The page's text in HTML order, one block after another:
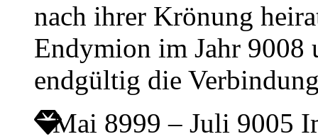
nach ihrer Krönung
Endymion im Jahr 9008
endgültig die
Mai 8999 – Juli 9005